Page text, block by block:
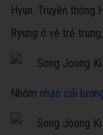
Hyun. Truyền thông
Ryung ở vẻ trẻ
Nhóm nhạc cải